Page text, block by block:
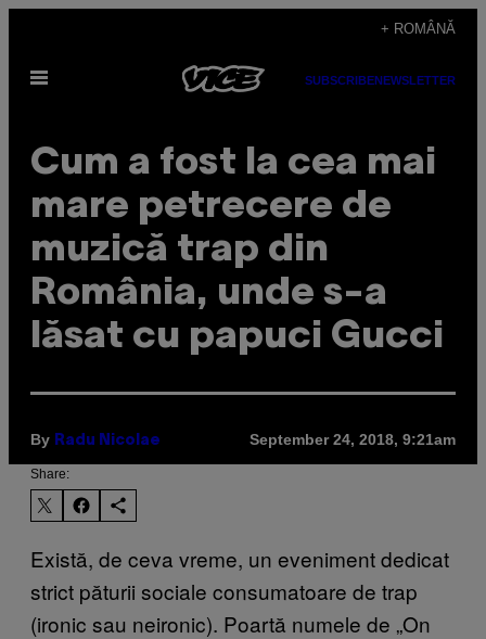
content
+ ROMÂNĂ
Open
SUBSCRIBENEWSLETTER
Cum a fost la cea mai
mare petrecere de
muzică trap din
România, unde s-a
lăsat cu papuci Gucci
By Radu Nicolae September 24, 2018, 9:21am
Share:
Există, de ceva vreme, un eveniment dedicat
strict păturii sociale consumatoare de trap
(ironic sau neironic). Poartă numele de „On